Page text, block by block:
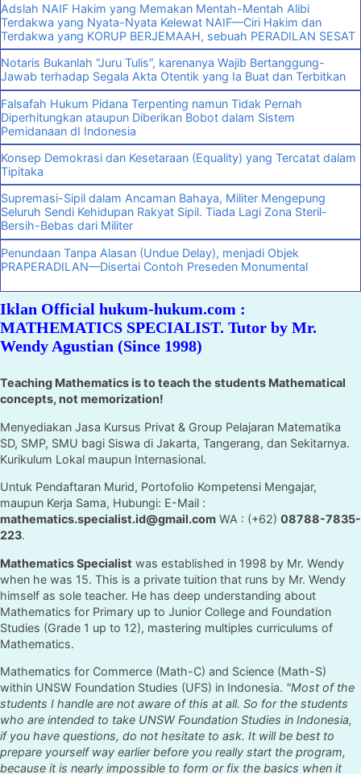
Adslah NAIF Hakim yang Memakan Mentah-Mentah Alibi
Terdakwa yang Nyata-Nyata Kelewat NAIF—Ciri Hakim dan
Terdakwa yang KORUP BERJEMAAH, sebuah PERADILAN SESAT
Notaris Bukanlah “Juru Tulis”, karenanya Wajib Bertanggung-
Jawab terhadap Segala Akta Otentik yang Ia Buat dan Terbitkan
Falsafah Hukum Pidana Terpenting namun Tidak Pernah
Diperhitungkan ataupun Diberikan Bobot dalam Sistem
Pemidanaan dI Indonesia
Konsep Demokrasi dan Kesetaraan (Equality) yang Tercatat dalam
Tipitaka
Supremasi-Sipil dalam Ancaman Bahaya, Militer Mengepung
Seluruh Sendi Kehidupan Rakyat Sipil. Tiada Lagi Zona Steril-
Bersih-Bebas dari Militer
Penundaan Tanpa Alasan (Undue Delay), menjadi Objek
PRAPERADILAN—Disertai Contoh Preseden Monumental
Iklan Official hukum-hukum.com :
MATHEMATICS SPECIALIST. Tutor by Mr.
Wendy Agustian (Since 1998)
Teaching Mathematics is to teach the students Mathematical
concepts, not memorization!
Menyediakan Jasa Kursus Privat & Group Pelajaran Matematika
SD, SMP, SMU bagi Siswa di Jakarta, Tangerang, dan Sekitarnya.
Kurikulum Lokal maupun Internasional.
Untuk Pendaftaran Murid, Portofolio Kompetensi Mengajar,
maupun Kerja Sama, Hubungi: E-Mail :
mathematics.specialist.id@gmail.com WA : (+62) 08788-7835-
223.
Mathematics Specialist was established in 1998 by Mr. Wendy
when he was 15. This is a private tuition that runs by Mr. Wendy
himself as sole teacher. He has deep understanding about
Mathematics for Primary up to Junior College and Foundation
Studies (Grade 1 up to 12), mastering multiples curriculums of
Mathematics.
Mathematics for Commerce (Math-C) and Science (Math-S)
within UNSW Foundation Studies (UFS) in Indonesia. "Most of the
students I handle are not aware of this at all. So for the students
who are intended to take UNSW Foundation Studies in Indonesia,
if you have questions, do not hesitate to ask. It will be best to
prepare yourself way earlier before you really start the program,
because it is nearly impossible to form or fix the basics when it